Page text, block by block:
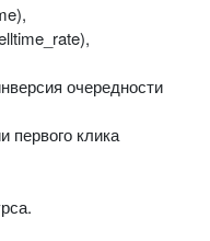
очередности
первого клика